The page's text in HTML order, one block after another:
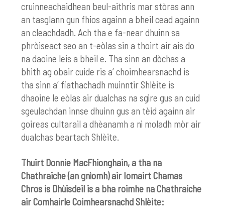
cruinneachaidhean beul-aithris mar stòras ann
an tasglann gun fhios againn a bheil cead againn
an cleachdadh. Ach tha e fa-near dhuinn sa
phròiseact seo an t-eòlas sin a thoirt air ais do
na daoine leis a bheil e. Tha sinn an dòchas a
bhith ag obair cuide ris a’ choimhearsnachd is
tha sinn a’ fiathachadh muinntir Shlèite is
dhaoine le eòlas air dualchas na sgìre gus an cuid
sgeulachdan innse dhuinn gus an tèid againn air
goireas cultarail a dhèanamh a nì moladh mòr air
dualchas beartach Shlèite.
Thuirt Donnie MacFhionghain, a tha na
Chathraiche (an gnìomh) air Iomairt Chamas
Chros is Dhùisdeil is a bha roimhe na Chathraiche
air Comhairle Coimhearsnachd Shlèite: